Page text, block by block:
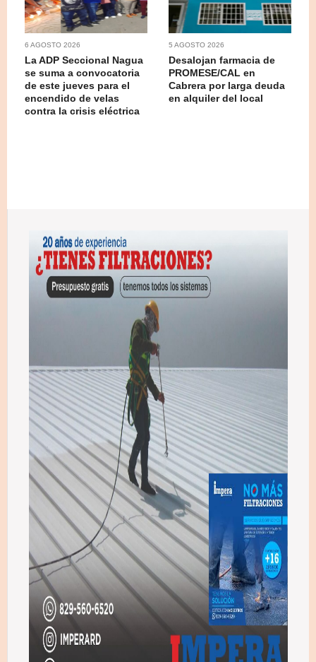
6 AGOSTO 2026
La ADP Seccional Nagua
se suma a convocatoria
de este jueves para el
encendido de velas
contra la crisis eléctrica
5 AGOSTO 2026
Desalojan farmacia de
PROMESE/CAL en
Cabrera por larga deuda
en alquiler del local